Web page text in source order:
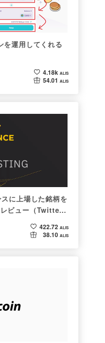
を運用してくれる
4.18k ALIS
54.01 ALIS
に上場した銘柄を
ビュー（Twitter
422.72 ALIS
38.10 ALIS